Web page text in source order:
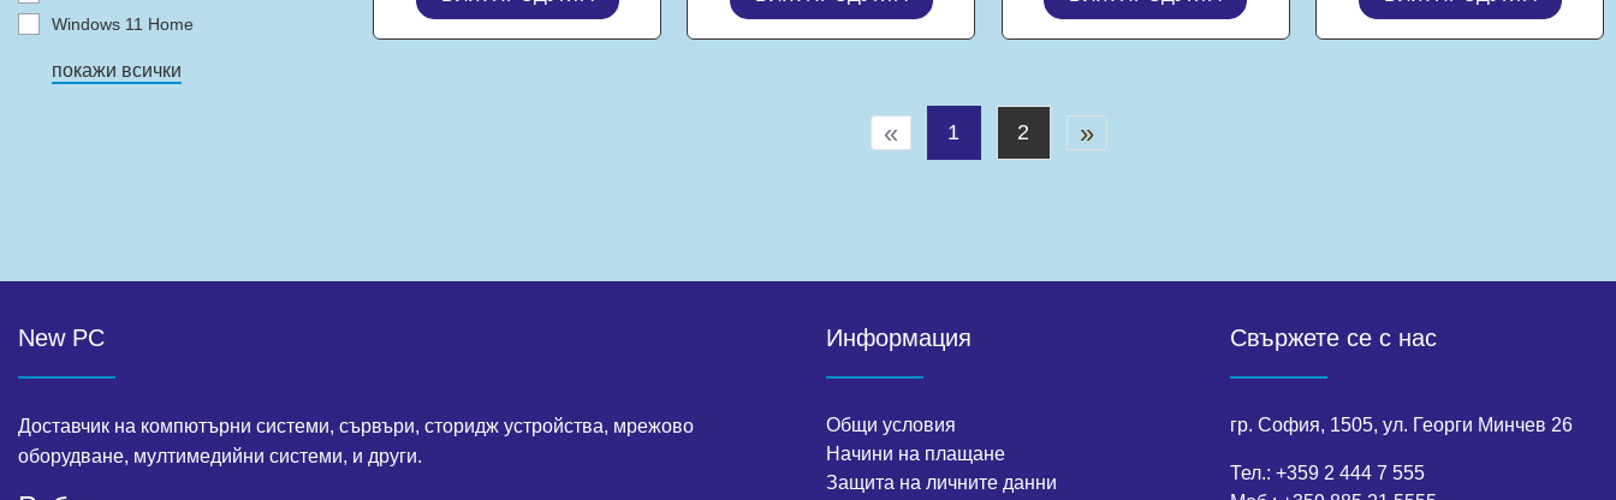
Windows 11 Home
покажи всички
OS Sequoia
DOS
« 1 2 »
New PC
Доставчик на компютърни системи, сървъри, сторидж устройства, мрежово
оборудване, мултимедийни системи, и други.
Информация
Общи условия
Начини на плащане
Защита на личните данни
Свържете се с нас
гр. София, 1505, ул. Георги Минчев 26
Тел.: +359 2 444 7 555